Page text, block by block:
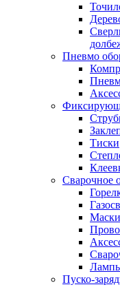
Пневмо
Тиски
Сварочное
Пуско-